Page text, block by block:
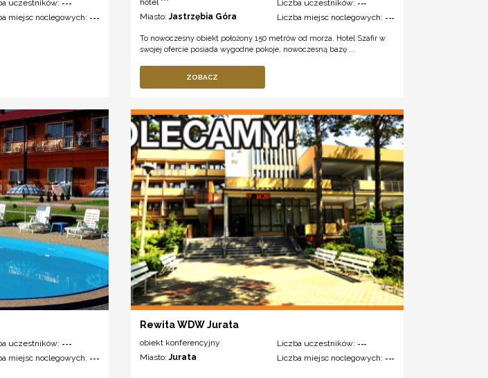
uczestników: ---
miejsc noclegowych: ---
hotel ***
Miasto:Jastrzębia Góra
Liczba uczestników: ---
Liczba miejsc noclegowych: ---
To nowoczesny obiekt położony 150 metrów od morza. Hotel Szafir w
swojej ofercie posiada wygodne pokoje, nowoczesną bazę ...
ZOBACZ
uczestników: ---
miejsc noclegowych: ---
Rewita WDW Jurata
obiekt konferencyjny
Miasto:Jurata
Liczba uczestników: ---
Liczba miejsc noclegowych: ---